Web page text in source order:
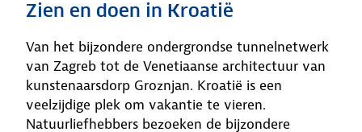
Zien en doen in Kroatië
Van het bijzondere ondergrondse tunnelnetwerk
van Zagreb tot de Venetiaanse architectuur van
kunstenaarsdorp Groznjan. Kroatië is een
veelzijdige plek om vakantie te vieren.
Natuurliefhebbers bezoeken de bijzondere